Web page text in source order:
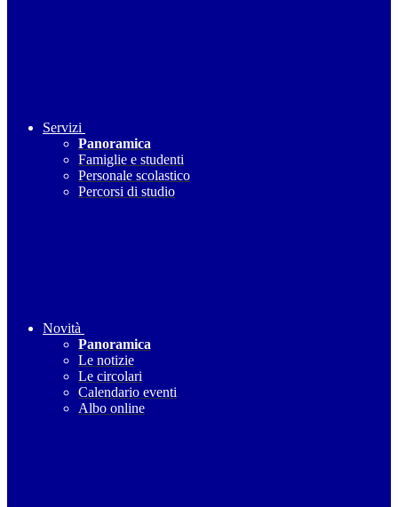
Servizi
Panoramica
Famiglie e studenti
Personale scolastico
Percorsi di studio
Novità
Panoramica
Le notizie
Le circolari
Calendario eventi
Albo online